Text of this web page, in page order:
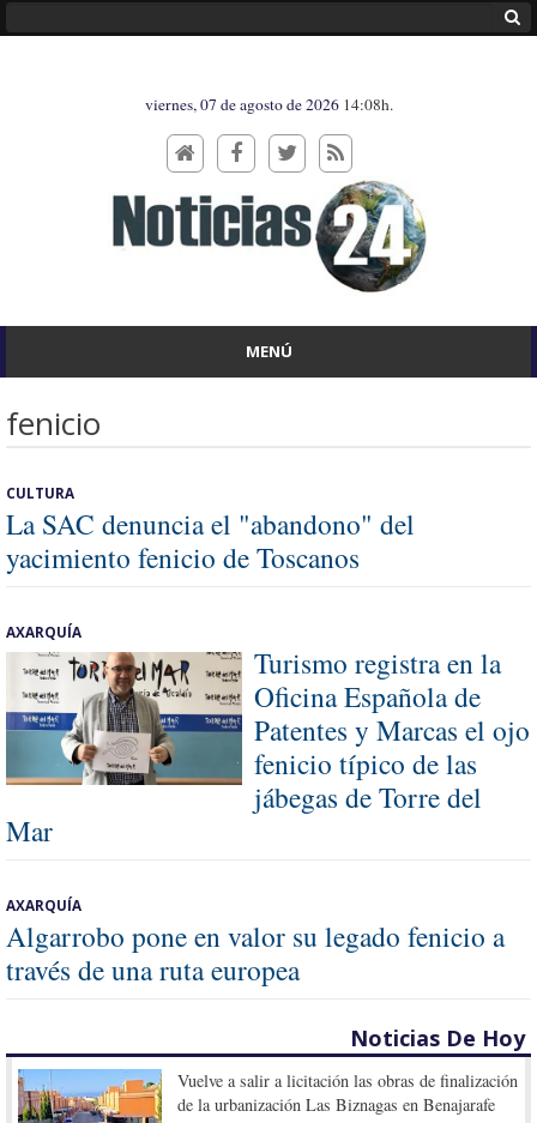
viernes, 07 de agosto de 2026 14:08h.
MENÚ
fenicio
CULTURA
La SAC denuncia el "abandono" del
yacimiento fenicio de Toscanos
AXARQUÍA
Turismo registra en la
Oficina Española de
Patentes y Marcas el ojo
fenicio típico de las
jábegas de Torre del
Mar
AXARQUÍA
Algarrobo pone en valor su legado fenicio a
través de una ruta europea
Noticias De Hoy
Vuelve a salir a licitación las obras de finalización
de la urbanización Las Biznagas en Benajarafe